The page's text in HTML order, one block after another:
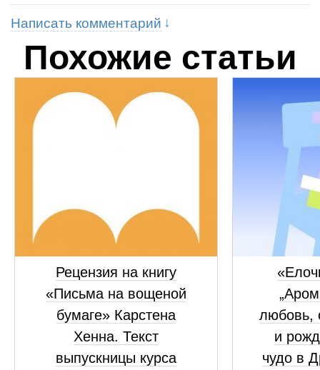
Написать комментарий
Похожие статьи
Рецензия на книгу
«Письма на вощеной
бумаге» Карстена
Хенна. Текст
выпускницы курса
любовь,
и
чудо в